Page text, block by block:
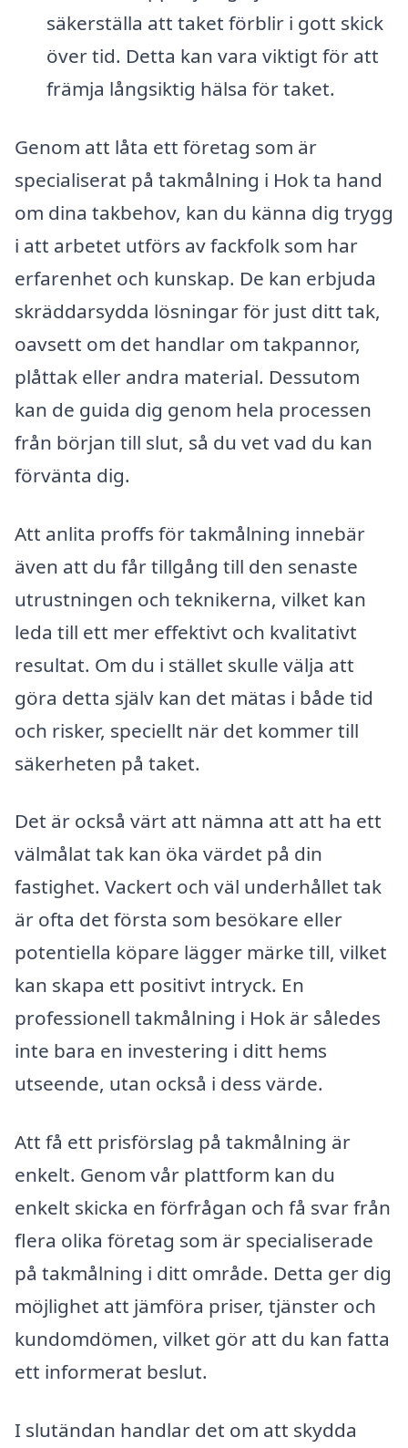
säkerställa att taket förblir i gott skick
över tid. Detta kan vara viktigt för att
främja långsiktig hälsa för taket.
Genom att låta ett företag som är
specialiserat på takmålning i Hok ta hand
om dina takbehov, kan du känna dig trygg
i att arbetet utförs av fackfolk som har
erfarenhet och kunskap. De kan erbjuda
skräddarsydda lösningar för just ditt tak,
oavsett om det handlar om takpannor,
plåttak eller andra material. Dessutom
kan de guida dig genom hela processen
från början till slut, så du vet vad du kan
förvänta dig.
Att anlita proffs för takmålning innebär
även att du får tillgång till den senaste
utrustningen och teknikerna, vilket kan
leda till ett mer effektivt och kvalitativt
resultat. Om du i stället skulle välja att
göra detta själv kan det mätas i både tid
och risker, speciellt när det kommer till
säkerheten på taket.
Det är också värt att nämna att att ha ett
välmålat tak kan öka värdet på din
fastighet. Vackert och väl underhållet tak
är ofta det första som besökare eller
potentiella köpare lägger märke till, vilket
kan skapa ett positivt intryck. En
professionell takmålning i Hok är således
inte bara en investering i ditt hems
utseende, utan också i dess värde.
Att få ett prisförslag på takmålning är
enkelt. Genom vår plattform kan du
enkelt skicka en förfrågan och få svar från
flera olika företag som är specialiserade
på takmålning i ditt område. Detta ger dig
möjlighet att jämföra priser, tjänster och
kundomdömen, vilket gör att du kan fatta
ett informerat beslut.
I slutändan handlar det om att skydda